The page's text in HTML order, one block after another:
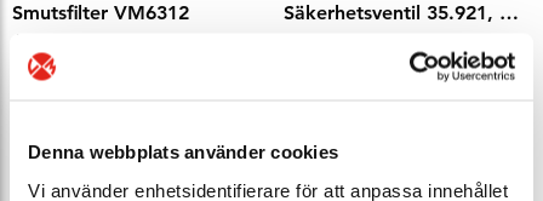
Denna webbplats använder cookies
Vi använder enhetsidentifierare för att anpassa innehållet
Smutsfilter VM6312
DN 15–200
EN 1092-1/2
Säkerhetsventil 35.921, DN 40x40, PN 40
EN 1092-1